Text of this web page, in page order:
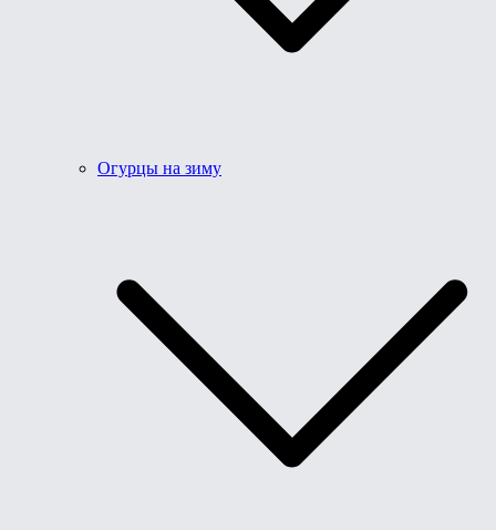
Огурцы на зиму